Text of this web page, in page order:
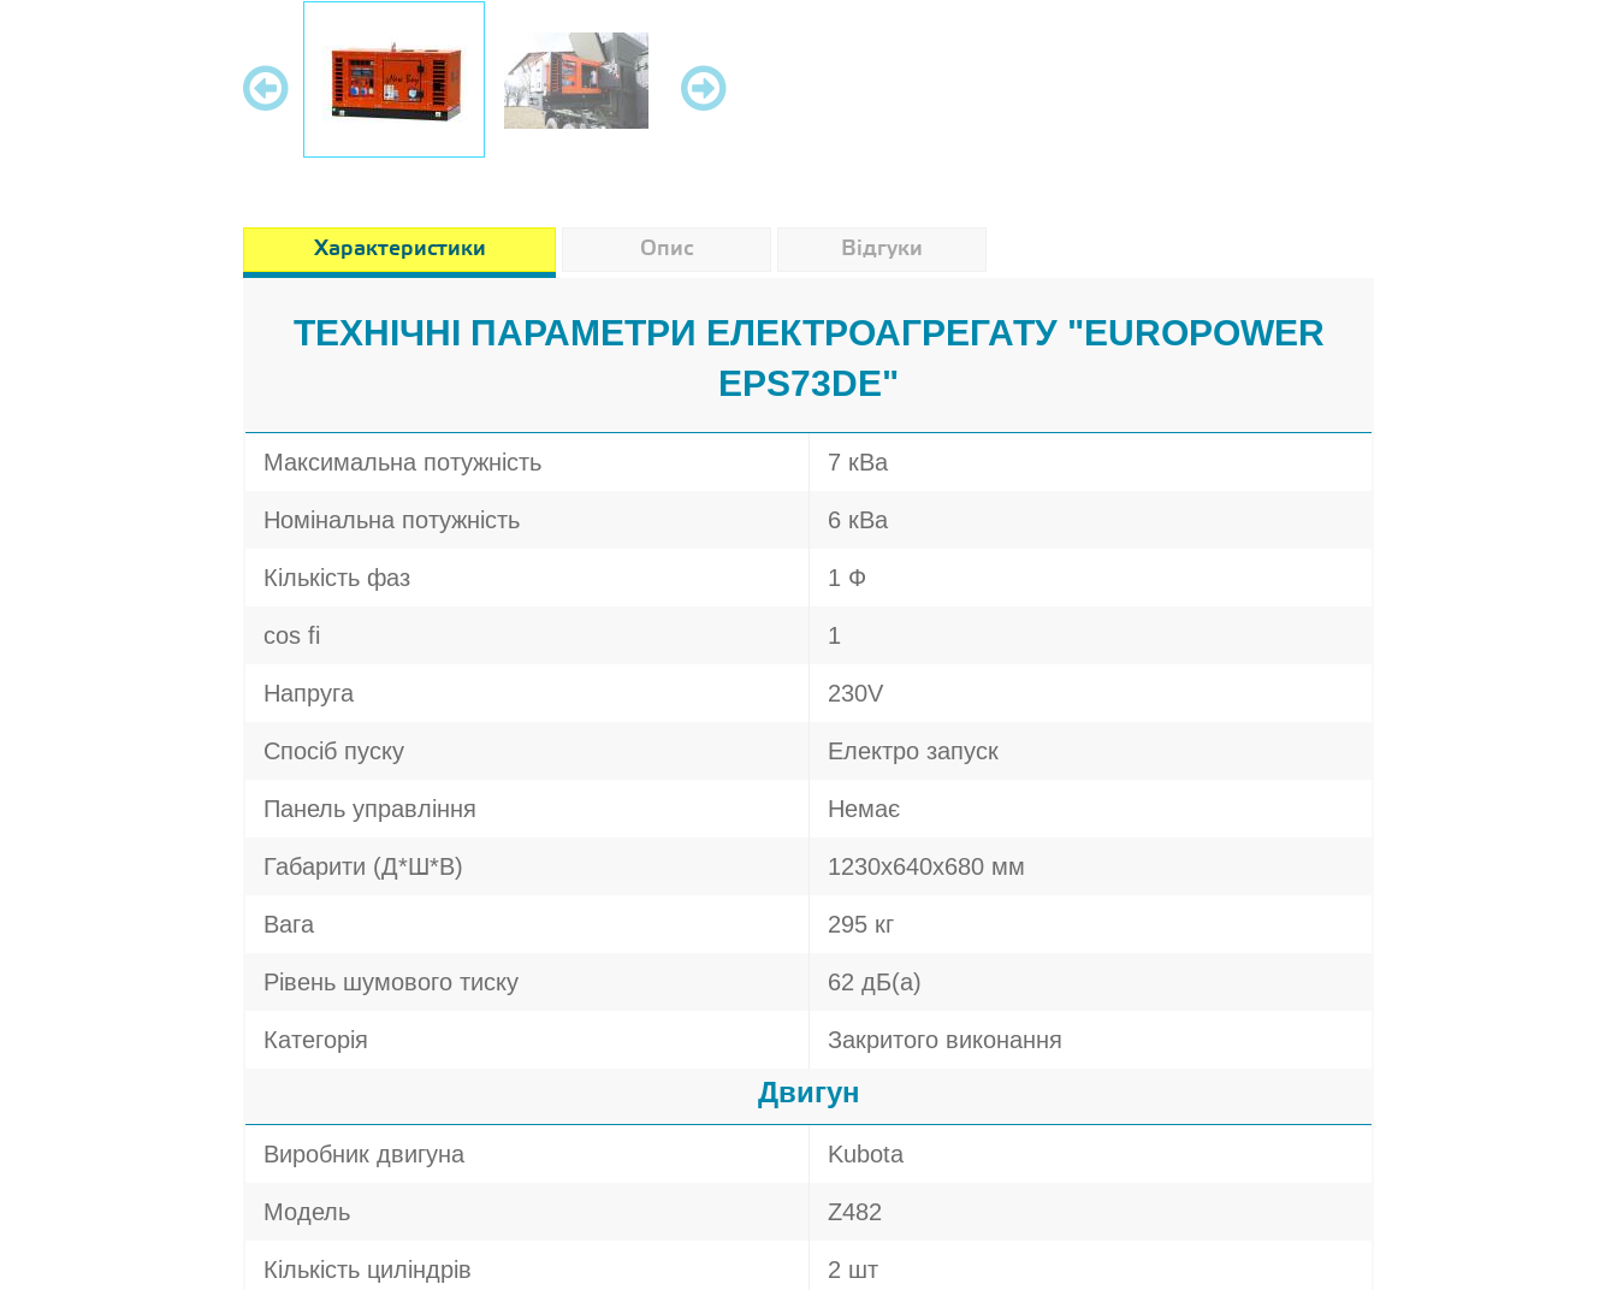
Характеристики Опис Відгуки
ТЕХНІЧНІ ПАРАМЕТРИ ЕЛЕКТРОАГРЕГАТУ "EUROPOWER
EPS73DE"
Максимальна потужність 7 кВа
Номінальна потужність 6 кВа
Кількість фаз 1 Ф
cos fi 1
Напруга 230V
Спосіб пуску Електро запуск
Панель управління Немає
Габарити (Д*Ш*В) 1230х640х680 мм
Вага 295 кг
Рівень шумового тиску 62 дБ(а)
Категорія Закритого виконання
Двигун
Виробник двигуна Kubota
Модель Z482
Кількість циліндрів 2 шт